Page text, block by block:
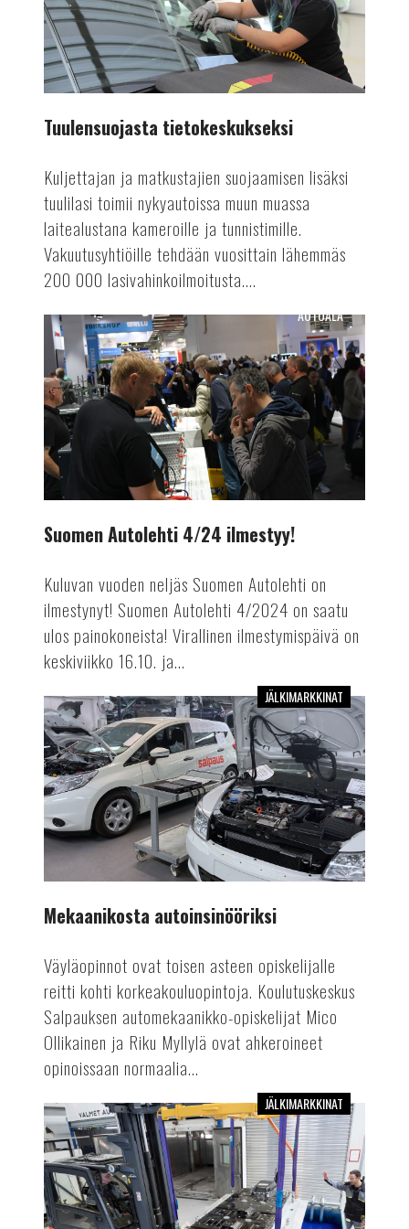
Tuulensuojasta tietokeskukseksi
Kuljettajan ja matkustajien suojaamisen lisäksi
tuulilasi toimii nykyautoissa muun muassa
laitealustana kameroille ja tunnistimille.
Vakuutusyhtiöille tehdään vuosittain lähemmäs
200 000 lasivahinkoilmoitusta....
Suomen
Autolehti
4/24
ilmestyy!
AUTOALA
Suomen Autolehti 4/24 ilmestyy!
Kuluvan vuoden neljäs Suomen Autolehti on
ilmestynyt! Suomen Autolehti 4/2024 on saatu
ulos painokoneista! Virallinen ilmestymispäivä on
keskiviikko 16.10. ja...
Mekaanikosta
autoinsinööriksi
JÄLKIMARKKINAT
Mekaanikosta autoinsinööriksi
Väyläopinnot ovat toisen asteen opiskelijalle
reitti kohti korkeakouluopintoja. Koulutuskeskus
Salpauksen automekaanikko-opiskelijat Mico
Ollikainen ja Riku Myllylä ovat ahkeroineet
opinoissaan normaalia...
Lisää
kapasiteettia
akkutestaukseen
JÄLKIMARKKINAT